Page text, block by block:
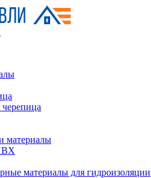
материалы
материалы для гидроизоляции